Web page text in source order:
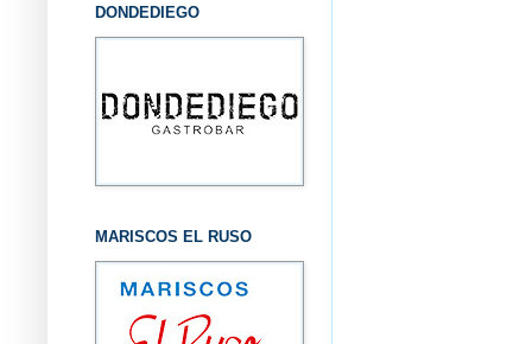
DONDEDIEGO
MARISCOS EL RUSO